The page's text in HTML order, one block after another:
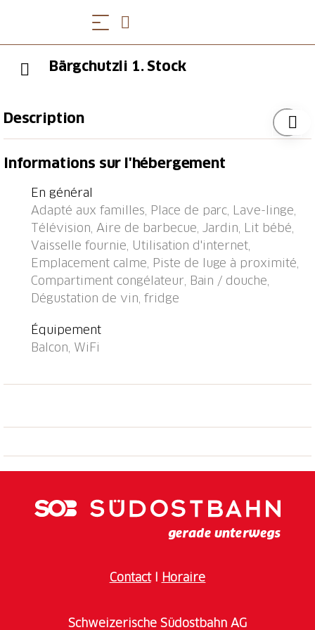
Bärgchutzli 1. Stock
Description
"Adelboden, Dürrenegge" 0.1 km, gare ferroviaire
23.6 km.
Informations sur l'hébergement
En général
Adapté aux familles, Place de parc, Lave-linge,
Télévision, Aire de barbecue, Jardin, Lit bébé,
Vaisselle fournie, Utilisation d'internet,
Emplacement calme, Piste de luge à proximité,
Compartiment congélateur, Bain / douche,
Dégustation de vin, fridge
Équipement
Balcon, WiFi
ContactI Horaire
Schweizerische Südostbahn AG